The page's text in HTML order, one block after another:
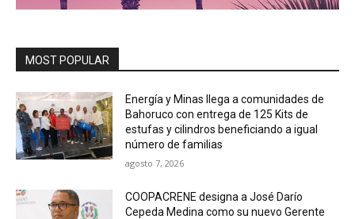
MOST POPULAR
Energía y Minas llega a comunidades de
Bahoruco con entrega de 125 Kits de
estufas y cilindros beneficiando a igual
número de familias
agosto 7, 2026
COOPACRENE designa a José Darío
Cepeda Medina como su nuevo Gerente